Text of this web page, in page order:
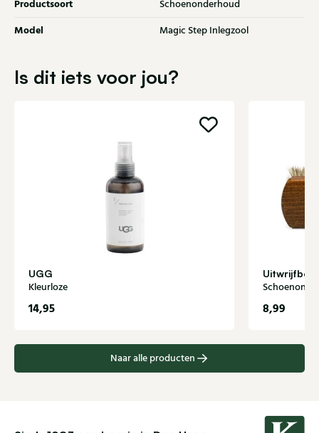
Productsoort Schoenonderhoud
Model Magic Step Inlegzool
Is dit iets voor jou?
UGG
Kleurloze
14,95 8,99
Naar alle producten